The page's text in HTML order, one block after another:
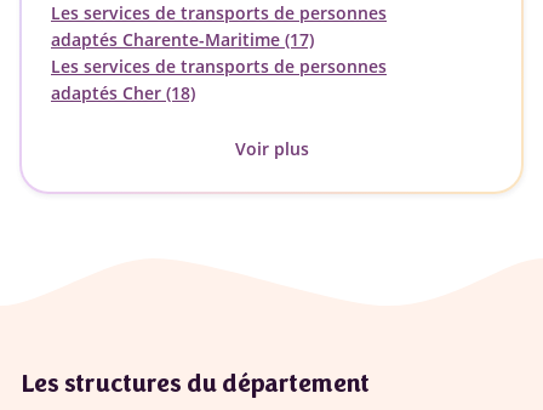
Les services de transports de personnes
adaptés Charente-Maritime (17)
Les services de transports de personnes
adaptés Cher (18)
Voir plus
Les structures du département